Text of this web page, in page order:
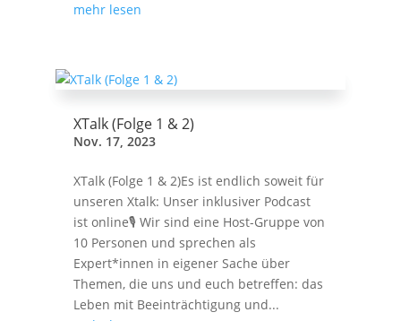
mehr lesen
XTalk (Folge 1 & 2)
Nov. 17, 2023
XTalk (Folge 1 & 2)Es ist endlich soweit für
unseren Xtalk: Unser inklusiver Podcast
ist online🎙️ Wir sind eine Host-Gruppe von
10 Personen und sprechen als
Expert*innen in eigener Sache über
Themen, die uns und euch betreffen: das
Leben mit Beeinträchtigung und...